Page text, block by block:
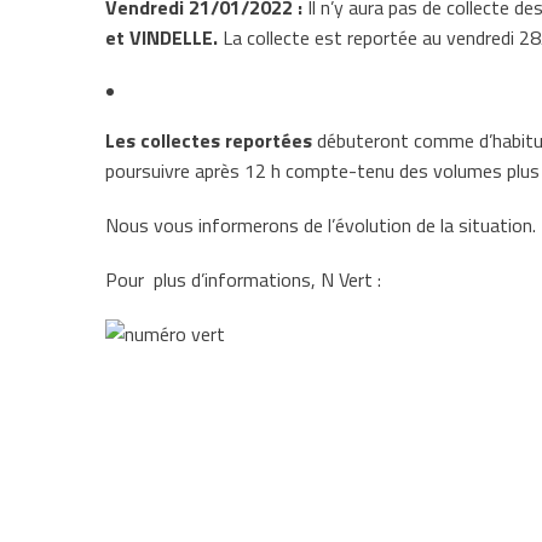
Vendredi 21/01/2022 : Il n’y aura pas de collecte
et VINDELLE. La collecte est reportée au vendredi
Les collectes reportéesdébuteront comme
poursuivre après 12 h compte-tenu des volumes
Nous vous informerons de l’évolution de la situation.
Pour plus d’informations, N Vert :